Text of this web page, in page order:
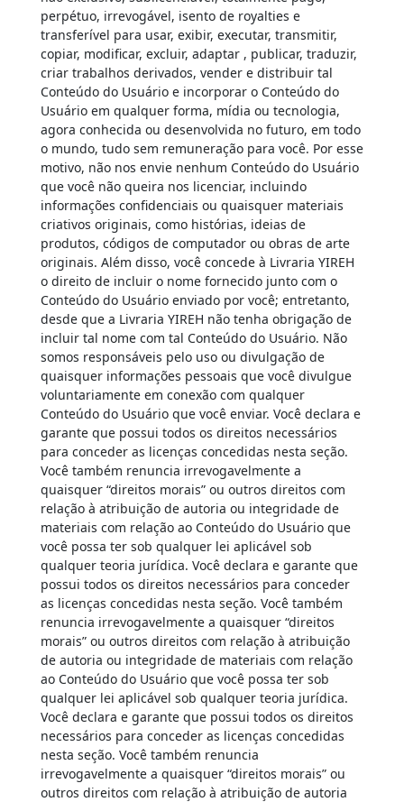
perpétuo, irrevogável, isento de royalties e
transferível para usar, exibir, executar, transmitir,
copiar, modificar, excluir, adaptar , publicar, traduzir,
criar trabalhos derivados, vender e distribuir tal
Conteúdo do Usuário e incorporar o Conteúdo do
Usuário em qualquer forma, mídia ou tecnologia,
agora conhecida ou desenvolvida no futuro, em todo
o mundo, tudo sem remuneração para você. Por esse
motivo, não nos envie nenhum Conteúdo do Usuário
que você não queira nos licenciar, incluindo
informações confidenciais ou quaisquer materiais
criativos originais, como histórias, ideias de
produtos, códigos de computador ou obras de arte
originais. Além disso, você concede à Livraria YIREH
o direito de incluir o nome fornecido junto com o
Conteúdo do Usuário enviado por você; entretanto,
desde que a Livraria YIREH não tenha obrigação de
incluir tal nome com tal Conteúdo do Usuário. Não
somos responsáveis ​​pelo uso ou divulgação de
quaisquer informações pessoais que você divulgue
voluntariamente em conexão com qualquer
Conteúdo do Usuário que você enviar. Você declara e
garante que possui todos os direitos necessários
para conceder as licenças concedidas nesta seção.
Você também renuncia irrevogavelmente a
quaisquer “direitos morais” ou outros direitos com
relação à atribuição de autoria ou integridade de
materiais com relação ao Conteúdo do Usuário que
você possa ter sob qualquer lei aplicável sob
qualquer teoria jurídica. Você declara e garante que
possui todos os direitos necessários para conceder
as licenças concedidas nesta seção. Você também
renuncia irrevogavelmente a quaisquer “direitos
morais” ou outros direitos com relação à atribuição
de autoria ou integridade de materiais com relação
ao Conteúdo do Usuário que você possa ter sob
qualquer lei aplicável sob qualquer teoria jurídica.
Você declara e garante que possui todos os direitos
necessários para conceder as licenças concedidas
nesta seção. Você também renuncia
irrevogavelmente a quaisquer “direitos morais” ou
outros direitos com relação à atribuição de autoria